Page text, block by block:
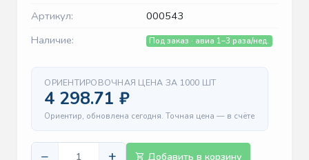
Артикул:
000543
Наличие:
Под заказ · авиа 1–3 раза/нед.
ОРИЕНТИРОВОЧНАЯ ЦЕНА ЗА 1000 ШТ
4 298.71 ₽
Ориентир, обновлена сегодня. Точная цена — в счёте
− + Добавить в корзину